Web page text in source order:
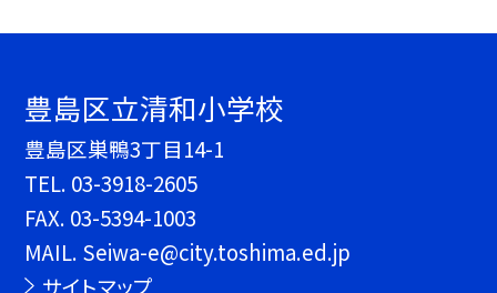
豊島区立清和小学校
豊島区巣鴨3丁目14-1
TEL. 03-3918-2605
FAX. 03-5394-1003
MAIL. Seiwa-e@city.toshima.ed.jp
サイトマップ